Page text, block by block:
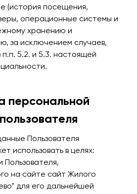
(история посещения,
операционные системы и
хранению и
за исключением случаев,
5.2. и 5.3. настоящей
персональной
Пользователя
использовать в целях:
Пользователя,
на сайте сайт Жилого
для его дальнейшей